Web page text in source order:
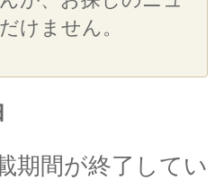
けません。
期間が終了してい